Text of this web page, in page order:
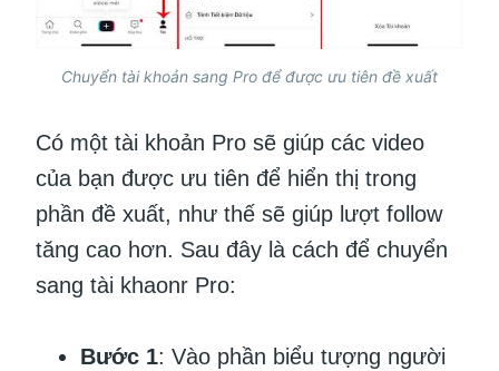
Chuyển tài khoản sang Pro để được ưu tiên đề xuất
Có một tài khoản Pro sẽ giúp các video
của bạn được ưu tiên để hiển thị trong
phần đề xuất, như thế sẽ giúp lượt follow
tăng cao hơn. Sau đây là cách để chuyển
sang tài khaonr Pro:
Bước 1: Vào phần biểu tượng người